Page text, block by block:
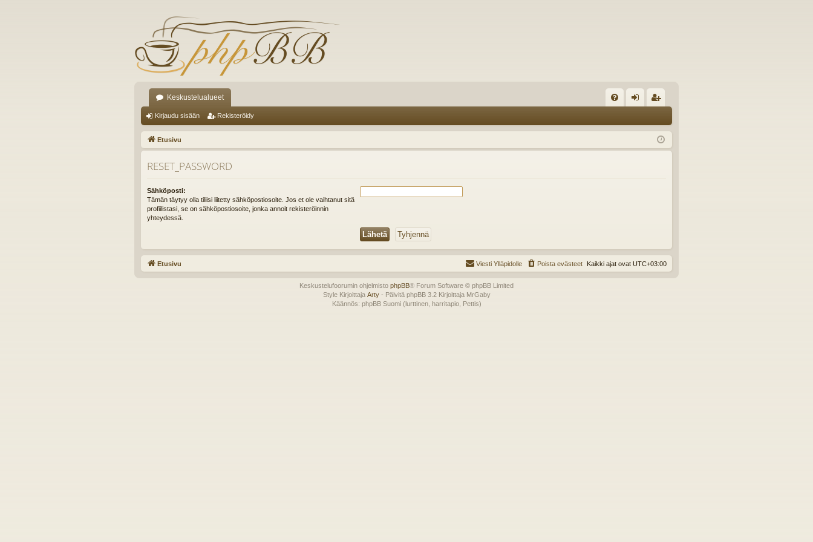
Keskustelualueet
K
K
au
du
ist
er
Kirjaudu sisään Rekisteröidy
Etusivu
RESET_PASSWORD
Sähköposti:
Tämän täytyy olla tiliisi liitetty sähköpostiosoite. Jos et ole vaihtanut sitä
profiilistasi, se on sähköpostiosoite, jonka annoit rekisteröinnin
yhteydessä.
Etusivu Kaikki ajat ovat UTC+03:00
Poista evästeet
Viesti Ylläpidolle
Keskustelufoorumin ohjelmisto phpBB® Forum Software © phpBB Limited
Style Kirjoittaja Arty- Päivitä phpBB 3.2 Kirjoittaja MrGaby
Käännös: phpBB Suomi (lurttinen, harritapio, Pettis)